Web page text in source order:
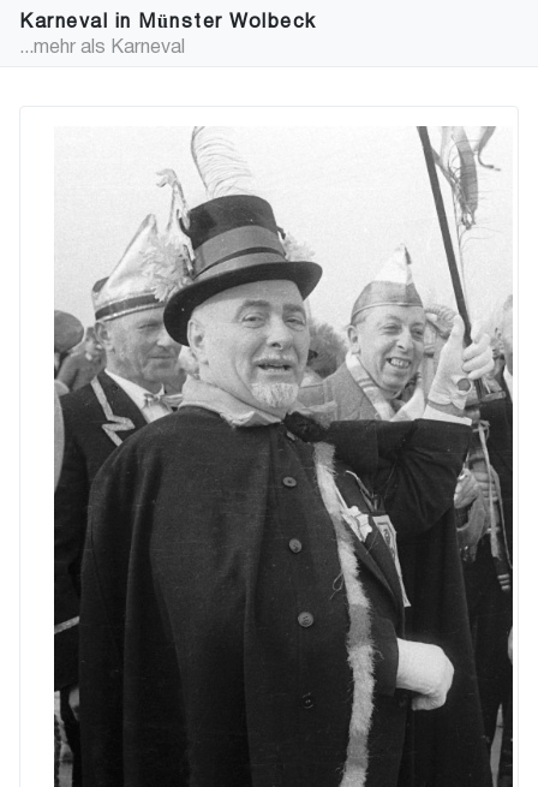
Karneval in Münster Wolbeck
...mehr als Karneval